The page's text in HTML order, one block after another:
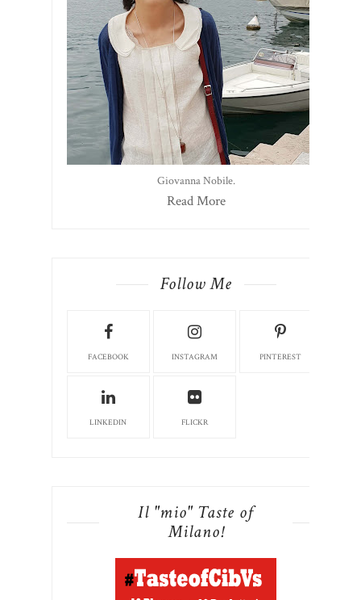
Giovanna Nobile.
Read More
Follow Me
FACEBOOK INSTAGRAM PINTEREST
LINKEDIN FLICKR
Il "mio" Taste of
Milano!